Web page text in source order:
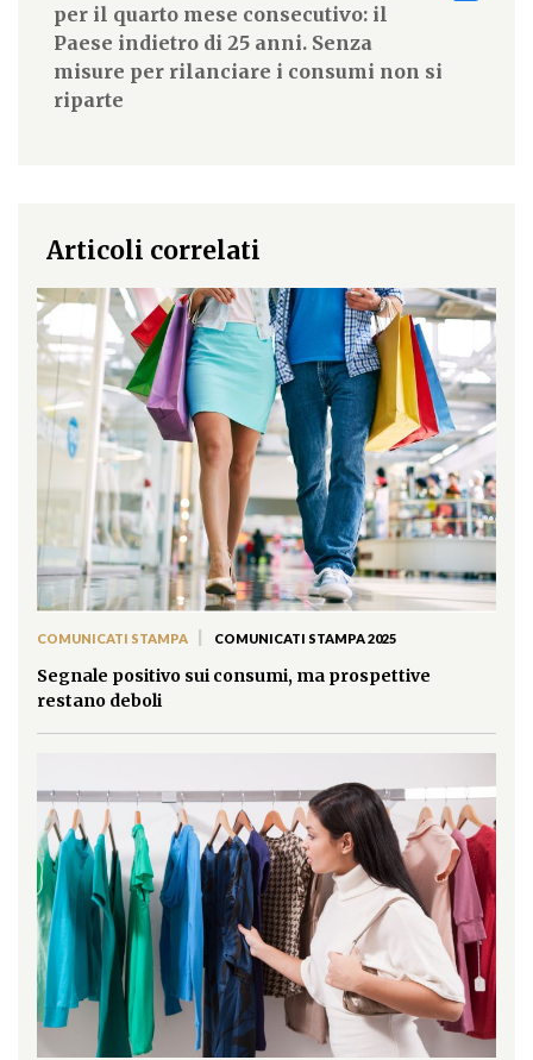
per il quarto mese consecutivo: il
Paese indietro di 25 anni. Senza
misure per rilanciare i consumi non si
riparte
Articoli correlati
COMUNICATI STAMPA COMUNICATI STAMPA 2025
Segnale positivo sui consumi, ma prospettive
restano deboli